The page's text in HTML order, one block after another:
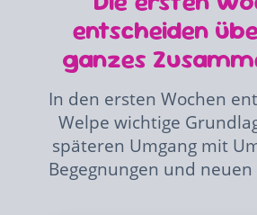
entscheiden
ganzes
In den ersten Wochen
Welpe wichtige
späteren Umgang mit
Begegnungen und